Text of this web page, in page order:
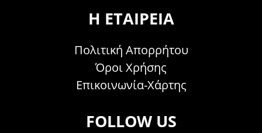
Η ΕΤΑΙΡΕΊΑ
Πολιτική Απορρήτου
Όροι Χρήσης
Επικοινωνία-Χάρτης
FOLLOW US